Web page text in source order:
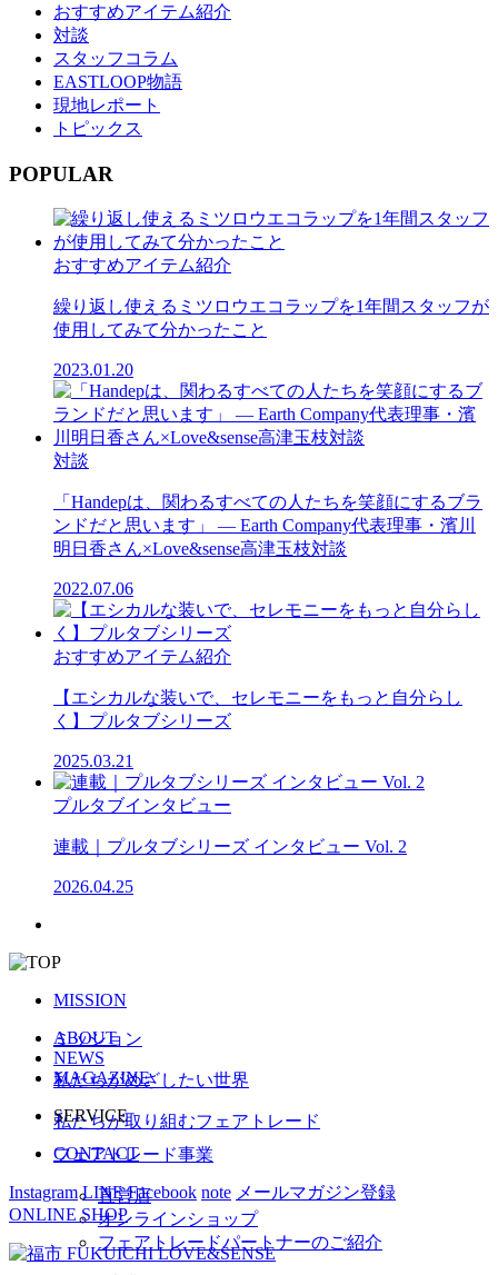
おすすめアイテム紹介
対談
スタッフコラム
EASTLOOP物語
現地レポート
トピックス
POPULAR
おすすめアイテム紹介
繰り返し使えるミツロウエコラップを1年間スタッフが
使用してみて分かったこと
2023.01.20
対談
「Handepは、関わるすべての人たちを笑顔にするブラ
ンドだと思います」 ― Earth Company代表理事・濱川
明日香さん×Love&sense高津玉枝対談
2022.07.06
おすすめアイテム紹介
【エシカルな装いで、セレモニーをもっと自分らし
く】プルタブシリーズ
2025.03.21
プルタブインタビュー
連載｜プルタブシリーズ インタビュー Vol. 2
2026.04.25
MISSION
ミッション
私たちがめざしたい世界
私たちが取り組むフェアトレード
ABOUT
NEWS
MAGAZINE
SERVICE
フェアトレード事業
直営店
オンラインショップ
フェアトレードパートナーのご紹介
CONTACT
Instagram LINE Facebook note メールマガジン登録
ONLINE SHOP